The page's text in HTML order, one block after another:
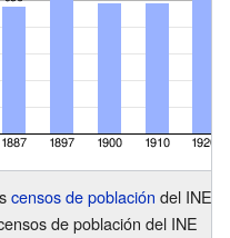
censos de población del INE
de población del INE